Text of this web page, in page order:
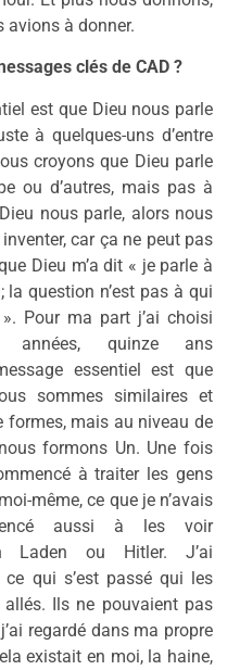
avions à donner.
clés de CAD ?
est que Dieu nous parle
à quelques-uns d’entre
croyons que Dieu parle
ou d’autres, mais pas à
nous parle, alors nous
car ça ne peut pas
Dieu m’a dit « je parle à
question n’est pas à qui
Pour ma part j’ai choisi
années, quinze ans
essentiel est que
sommes similaires et
formes, mais au niveau de
formons Un. Une fois
à traiter les gens
même, ce que je n’avais
aussi à les voir
Laden ou Hitler. J’ai
qui s’est passé qui les
Ils ne pouvaient pas
regardé dans ma propre
existait en moi, la haine,